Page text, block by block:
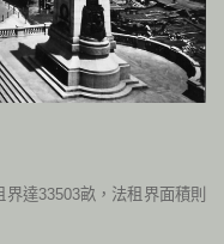
達33503畝，法租界面積則